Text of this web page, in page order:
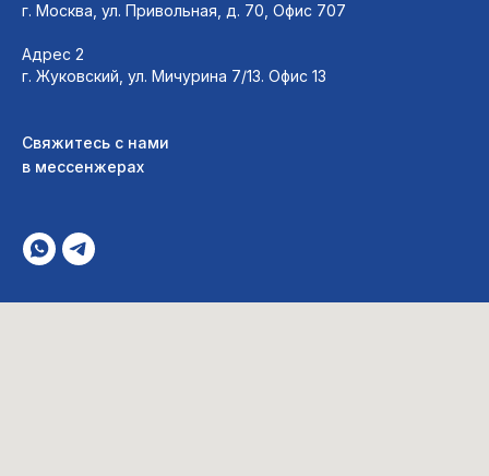
г. Москва, ул. Привольная, д. 70, Офис 707
Адрес 2
г. Жуковский, ул. Мичурина 7/13. Офис 13
Свяжитесь с нами
в мессенжерах